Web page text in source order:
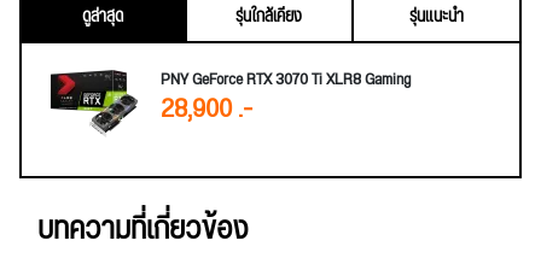
ดูล่าสุด รุ่นใกล้เคียง
รุ่นแนะนำ
PNY GeForce RTX 3070 Ti XLR8 Gaming
28,900 .-
บทความที่เกี่ยวข้อง